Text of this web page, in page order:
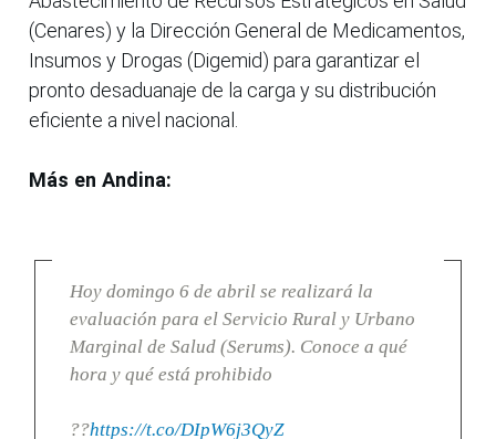
(Cenares) y la Dirección General de Medicamentos,
Insumos y Drogas (Digemid) para garantizar el
pronto desaduanaje de la carga y su distribución
eficiente a nivel nacional.
Más en Andina:
Hoy domingo 6 de abril se realizará la
evaluación para el Servicio Rural y Urbano
Marginal de Salud (Serums). Conoce a qué
hora y qué está prohibido
??https://t.co/DIpW6j3QyZ